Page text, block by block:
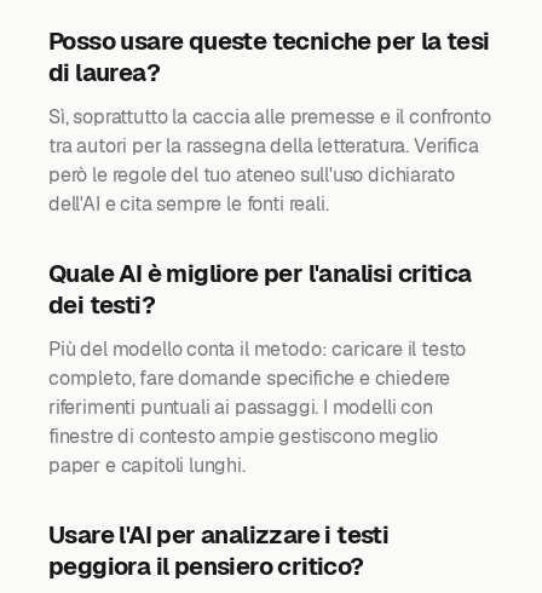
Posso usare queste tecniche per la tesi
di laurea?
Sì, soprattutto la caccia alle premesse e il confronto
tra autori per la rassegna della letteratura. Verifica
però le regole del tuo ateneo sull'uso dichiarato
dell'AI e cita sempre le fonti reali.
Quale AI è migliore per l'analisi critica
dei testi?
Più del modello conta il metodo: caricare il testo
completo, fare domande specifiche e chiedere
riferimenti puntuali ai passaggi. I modelli con
finestre di contesto ampie gestiscono meglio
paper e capitoli lunghi.
Usare l'AI per analizzare i testi
peggiora il pensiero critico?